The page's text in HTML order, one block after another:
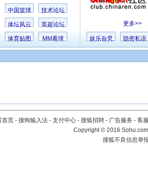
中国篮球 技术论坛
体坛风云 英超论坛
体育贴图 MM看球
更多>>
娱乐旮旯 隐密私语
首页 - 搜狗输入法 - 支付中心 - 搜狐招聘 - 广告服务 - 客
Copyright©2016
搜狐不良信息举